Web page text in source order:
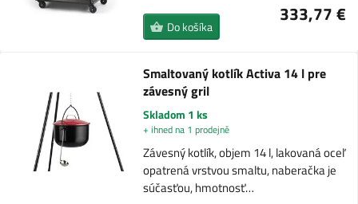
333,77 €
Do košíka
Smaltovaný kotlík Activa 14 l pre
závesný gril
Skladom 1 ks
+ ihned na 1 prodejně
Závesný kotlík, objem 14 l, lakovaná oceľ
opatrená vrstvou smaltu, naberačka je
súčasťou, hmotnosť…